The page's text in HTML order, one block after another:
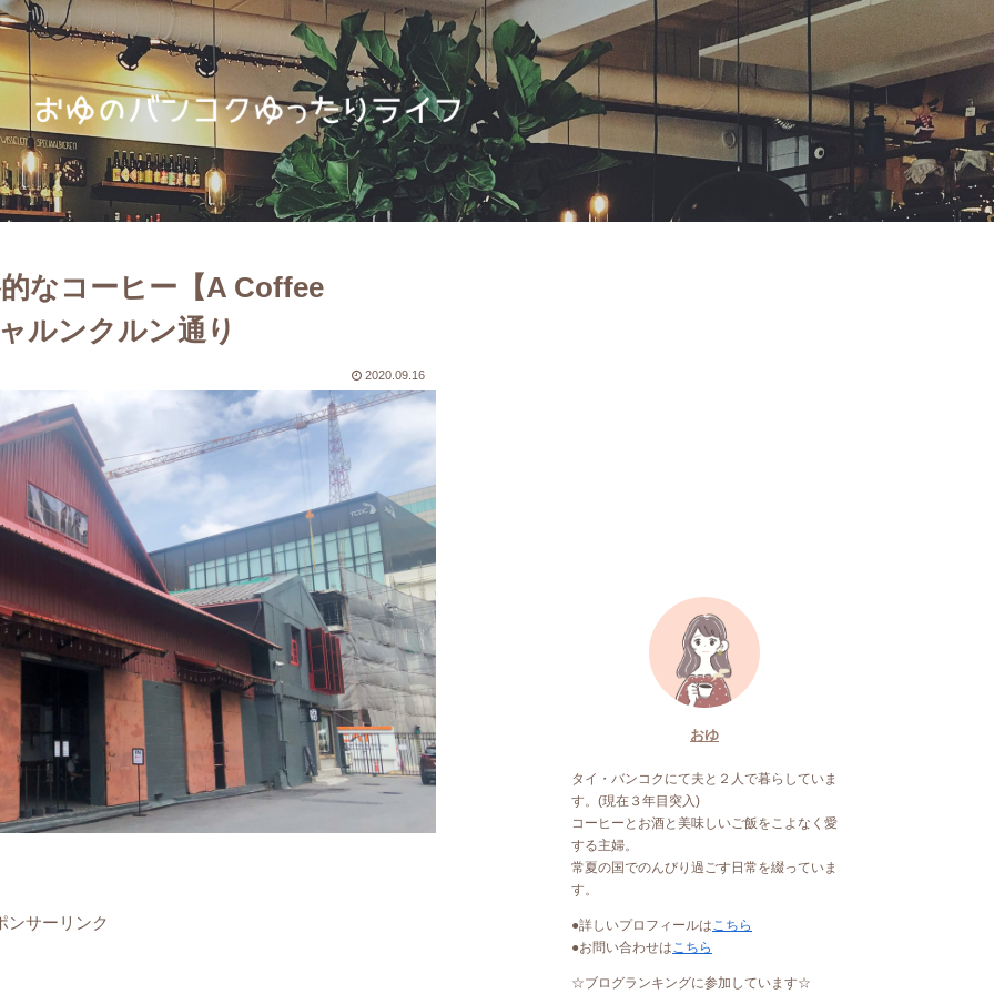
なコーヒー【A Coffee
ルンクルン通り
2020.09.16
ンサーリンク
おゆ
タイ・バンコクにて夫と２人で暮らしていま
す。(現在３年目突入)
コーヒーとお酒と美味しいご飯をこよなく愛
する主婦。
常夏の国でのんびり過ごす日常を綴っていま
す。
●詳しいプロフィールは こちら
●お問い合わせは こちら
☆ブログランキングに参加しています☆